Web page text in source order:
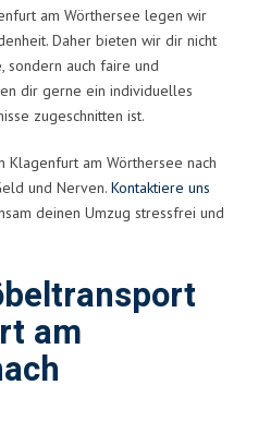
am Wörthersee legen wir
Daher bieten wir dir nicht
sondern auch faire und
dir gerne ein individuelles
zugeschnitten ist.
Klagenfurt am Wörthersee nach
und Nerven. Kontaktiere uns
deinen Umzug stressfrei und
am